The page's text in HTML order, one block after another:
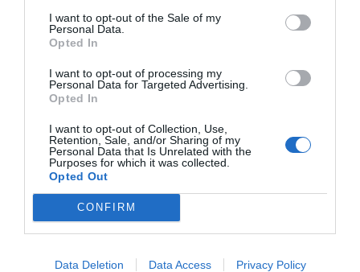
I want to opt-out of the Sale of my
Personal Data.
Opted In
I want to opt-out of processing my
Personal Data for Targeted Advertising.
Opted In
I want to opt-out of Collection, Use,
Retention, Sale, and/or Sharing of my
Personal Data that Is Unrelated with the
Purposes for which it was collected.
Opted Out
CONFIRM
Data Deletion Data Access Privacy Policy
Para alcanzar este objetivo, sería conveniente
potenciar la figura del Impulsor de Mejora Continua,
responsable de promover, coordinar y supervisar las
iniciativas orientadas a la mejora organizativa. Su
labor no debería limitarse al control del proceso, sino
que también debería incluir funciones de
asesoramiento y consultoría interna, ayudando a
evaluar propuestas, detectar oportunidades no
contempladas y facilitar la implantación de